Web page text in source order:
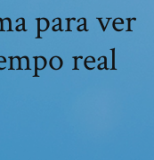
para ver
real